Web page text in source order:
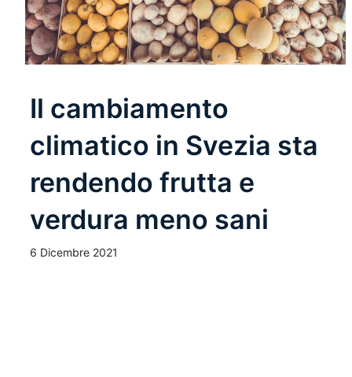
Il cambiamento
climatico in Svezia sta
rendendo frutta e
verdura meno sani
6 Dicembre 2021